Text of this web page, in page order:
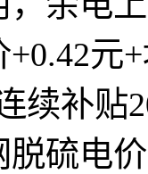
元
续补贴
硫电